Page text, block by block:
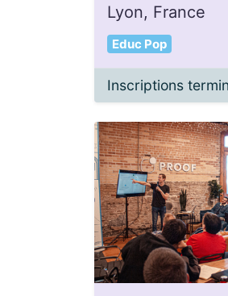
Lyon, France
Educ Pop
Inscriptions